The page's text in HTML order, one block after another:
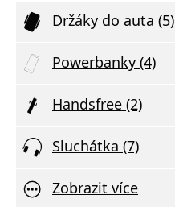
Držáky do auta (5)
Powerbanky (4)
Handsfree (2)
Sluchátka (7)
Zobrazit více